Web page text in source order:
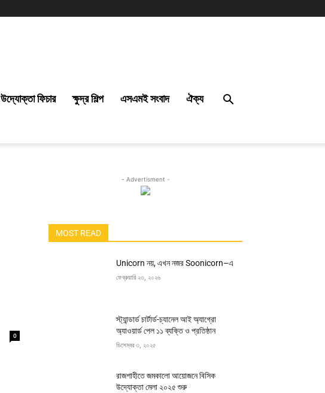
উদ্যোক্তা ফিচার ক্ষুদ্র শিল্প এসএমই সংবাদ ঐক্য
0
- Advertisment -
MOST READ
Unicorn নয়, এখন নজর Soonicorn–এ
ফেব্রুয়ারি ২৩, ২০২৬
স্ট্যান্ডার্ড চার্টার্ড-চ্যানেল আই অ্যাগ্রো
অ্যাওয়ার্ড পেল ১১ ব্যক্তি ও প্রতিষ্ঠান
ডিসেম্বর ৩, ২০২৫
রাজশাহীতে জমকালো আয়োজনে বিসিক
উদ্যোক্তা মেলা ২০২৫ শুরু